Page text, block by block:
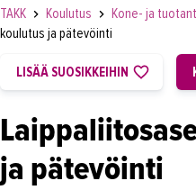
OPISKELIJAKSI
YRITYKSILLE
AJANKOHTAISTA
TAKK Koulutus Kone- ja
koulutus ja pätevöinti
LISÄÄ SUOSIKKEIHIN
ja pätevöinti